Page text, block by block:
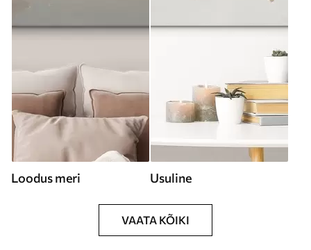
Loodus meri Usuline
VAATA KÕIKI